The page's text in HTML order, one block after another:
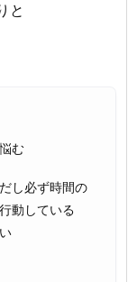
と
む
し必ず時間の
動している